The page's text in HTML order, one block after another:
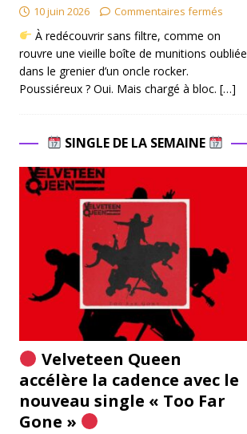
10 juin 2026 Commentaires fermés
À redécouvrir sans filtre, comme on
rouvre une vieille boîte de munitions oubliée
dans le grenier d’un oncle rocker.
Poussiéreux ? Oui. Mais chargé à bloc. […]
SINGLE DE LA SEMAINE
Velveteen Queen
accélère la cadence avec le
nouveau single « Too Far
Gone »